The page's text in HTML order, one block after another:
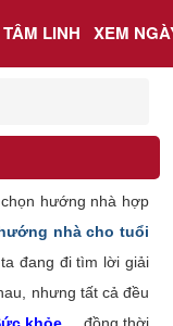
LINH XEM
hướng nhà hợp
nhà cho tuổi
đang đi tìm lời giải
nhưng tất cả đều